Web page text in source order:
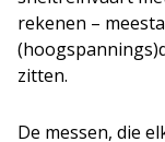
rekenen –
zitten.
De messen, die